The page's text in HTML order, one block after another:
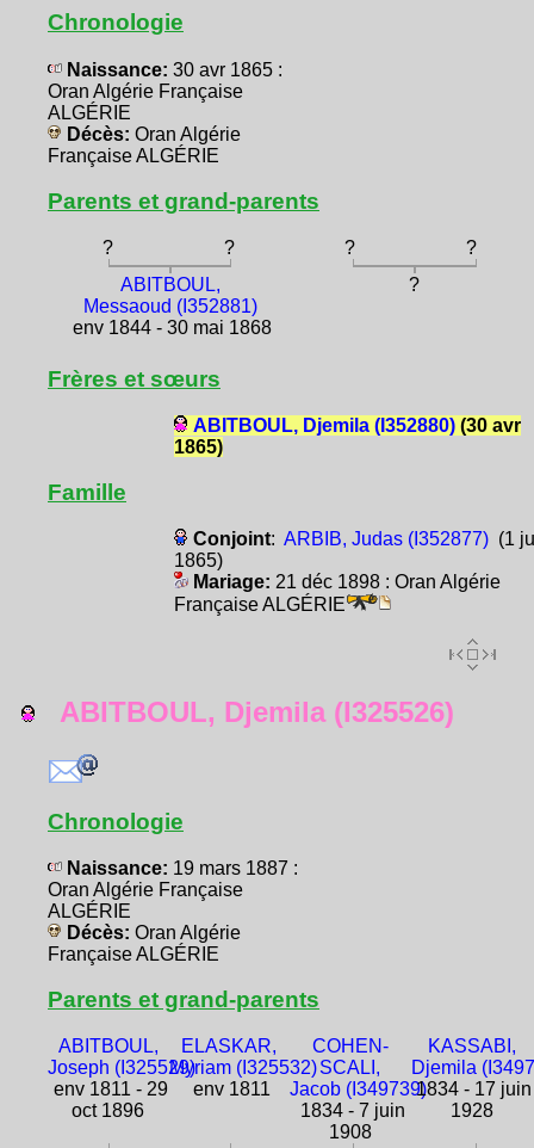
Chronologie
Naissance: 30 avr 1865 :
Oran Algérie Française
ALGÉRIE
Décès: Oran Algérie
Française ALGÉRIE
Parents et grand-parents
? ? ?
?
ABITBOUL,
Messaoud (I352881)
env 1844 - 30 mai 1868
?
Frères et sœurs
ABITBOUL, Djemila (I352880)(30 avr
1865)
Famille
Conjoint: ARBIB, Judas (I352877)(1
1865)
Mariage: 21 déc 1898 : Oran Algérie
Française ALGÉRIE
ABITBOUL, Djemila (I325526)
Chronologie
Naissance: 19 mars 1887 :
Oran Algérie Française
ALGÉRIE
Décès: Oran Algérie
Française ALGÉRIE
Parents et grand-parents
ABITBOUL,
Joseph (I325529)
env 1811 - 29
oct 1896
ELASKAR,
Myriam (I325532)
env 1811
COHEN-
SCALI,
Jacob (I349739)
1834 - 7 juin
1908
KASSABI,
Djemila
1834 - 17 juin
1928